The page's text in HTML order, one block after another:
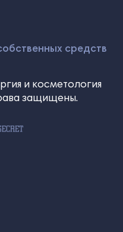
средств
и косметология
защищены.